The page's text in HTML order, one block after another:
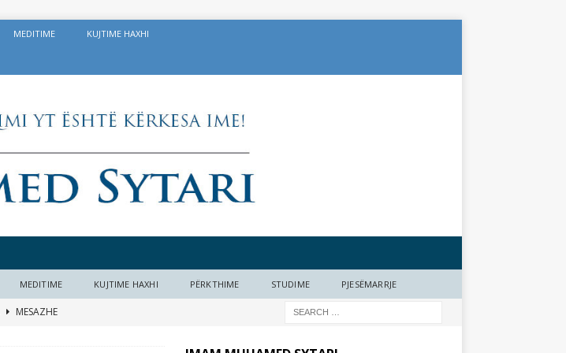
MEDITIME KUJTIME HAXHI
MEDITIME KUJTIME HAXHI PËRKTHIME STUDIME PJESËMARRJE
MESAZHE